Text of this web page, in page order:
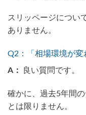
スリッページについ
ありません。
Q2：「相場環境が変
A： 良い質問です。
確かに、過去5年間
とは限りません。